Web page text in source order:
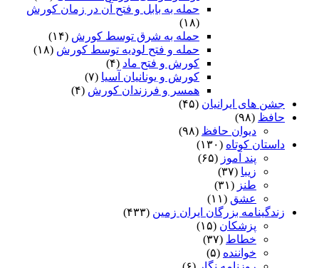
حمله به بابل و فتح آن در زمان کورش
(۱۸)
حمله به شرق توسط کورش (۱۴)
حمله و فتح لودیه توسط کورش (۱۸)
کورش و فتح ماد (۴)
کورش و یونانیان آسیا (۷)
همسر و فرزندان کورش (۴)
جشن های ایرانیان (۴۵)
حافظ (۹۸)
دیوان حافظ (۹۸)
داستان کوتاه (۱۳۰)
پند آموز (۶۵)
زیبا (۳۷)
طنز (۳۱)
عشق (۱۱)
زندگینامه بزرگان ایران زمین (۴۳۳)
پزشکان (۱۵)
خطاط (۳۷)
خواننده (۵)